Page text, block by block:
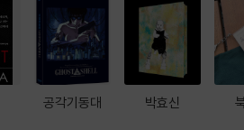
공각기동대 박효신